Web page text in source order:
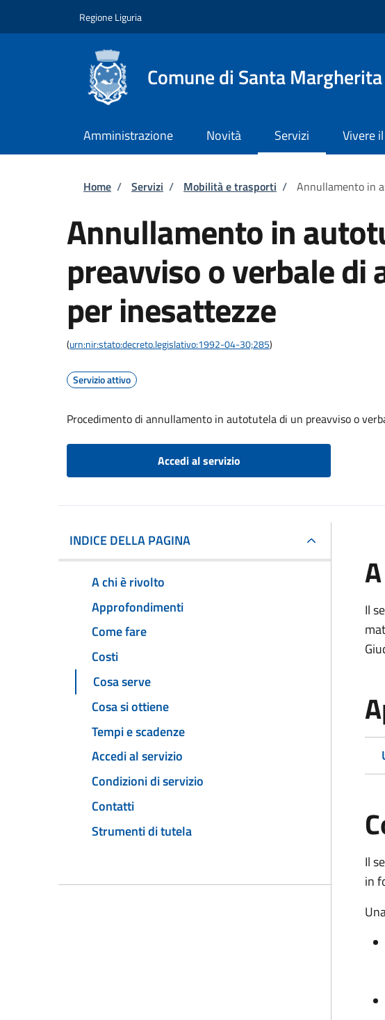
Regione Liguria
Comune di Santa
Amministrazione Novità Servizi Vivere
Briciole di pane
Home / Servizi / Mobilità e trasporti / Annullamento in
Annullamento in
preavviso o verbale di
per inesattezze
(urn:nir:stato:decreto.legislativo:1992-04-30;285)
Servizio attivo
Procedimento di annullamento in autotutela di un preavviso o
Accedi al servizio
INDICE DELLA PAGINA
A chi è rivolto
Approfondimenti
Come fare
Costi
Cosa serve
Cosa si ottiene
Tempi e scadenze
Accedi al servizio
Condizioni di servizio
Contatti
Strumenti di tutela
Il
Il
in